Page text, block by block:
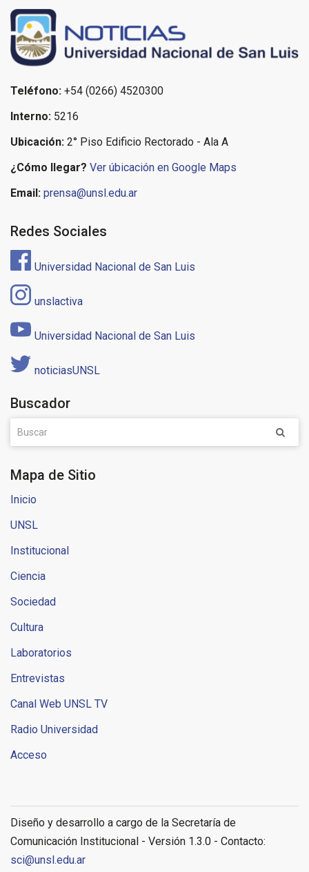
Teléfono: +54 (0266) 4520300
Interno: 5216
Ubicación: 2° Piso Edificio Rectorado - Ala A
¿Cómo llegar? Ver úbicación en Google Maps
Email: prensa@unsl.edu.ar
Redes Sociales
Universidad Nacional de San Luis
unslactiva
Universidad Nacional de San Luis
noticiasUNSL
Buscador
Mapa de Sitio
Inicio
UNSL
Institucional
Ciencia
Sociedad
Cultura
Laboratorios
Entrevistas
Canal Web UNSL TV
Radio Universidad
Acceso
Diseño y desarrollo a cargo de la Secretaría de
Comunicación Institucional - Versión 1.3.0 - Contacto:
sci@unsl.edu.ar